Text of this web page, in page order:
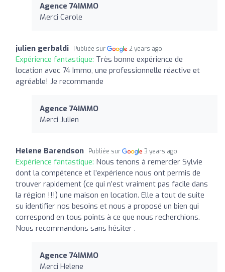
Agence 74IMMO
Merci Carole
julien gerbaldi Publiée sur 2 years ago
Expérience fantastique: Très bonne expérience de
location avec 74 Immo, une professionnelle réactive et
agréable! Je recommande
Agence 74IMMO
Merci Julien
Helene Barendson Publiée sur 3 years ago
Expérience fantastique: Nous tenons à remercier Sylvie
dont la compétence et l’expérience nous ont permis de
trouver rapidement (ce qui n’est vraiment pas facile dans
la région !!!) une maison en location. Elle a tout de suite
su identifier nos besoins et nous a proposé un bien qui
correspond en tous points à ce que nous recherchions.
Nous recommandons sans hésiter .
Agence 74IMMO
Merci Helene